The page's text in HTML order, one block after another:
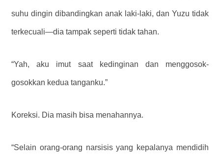
suhu dingin dibandingkan anak laki-laki, dan Yuzu tidak
terkecuali—dia tampak seperti tidak tahan.
“Yah, aku imut saat kedinginan dan menggosok-
gosokkan kedua tanganku.”
Koreksi. Dia masih bisa menahannya.
“Selain orang-orang narsisis yang kepalanya mendidih